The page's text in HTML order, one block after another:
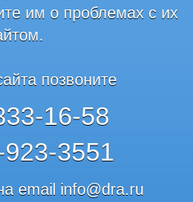
им о проблемах с их
позвоните
16-58
3551
email info@dra.ru